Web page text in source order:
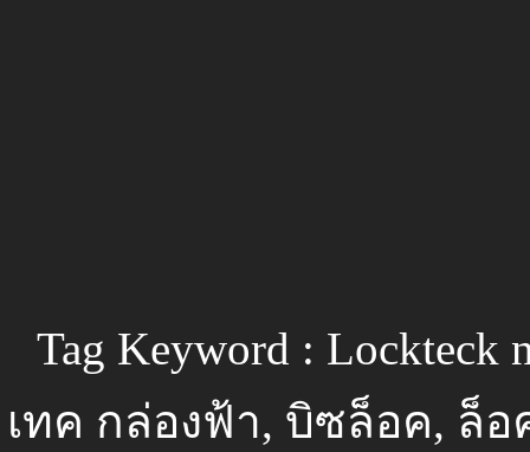
Tag Keyword :
เทค กล่องฟ้า, บิซล็อค, ล็